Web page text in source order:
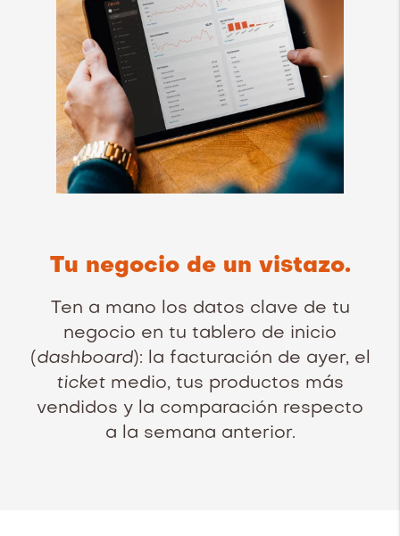
Tu negocio de un vistazo.
Ten a mano los datos clave de tu
negocio en tu tablero de inicio
(dashboard): la facturación de ayer, el
ticket medio, tus productos más
vendidos y la comparación respecto
a la semana anterior.